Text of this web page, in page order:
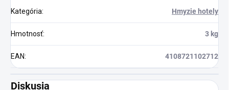
Kategória: Hmyzie hotely
Hmotnosť: 3 kg
EAN: 4108721102712
Diskusia